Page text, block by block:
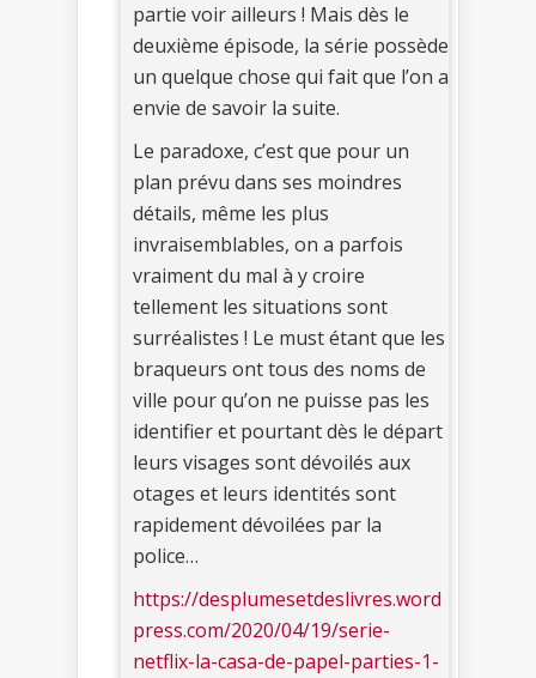
partie voir ailleurs ! Mais dès le
deuxième épisode, la série possède
un quelque chose qui fait que l’on a
envie de savoir la suite.
Le paradoxe, c’est que pour un
plan prévu dans ses moindres
détails, même les plus
invraisemblables, on a parfois
vraiment du mal à y croire
tellement les situations sont
surréalistes ! Le must étant que les
braqueurs ont tous des noms de
ville pour qu’on ne puisse pas les
identifier et pourtant dès le départ
leurs visages sont dévoilés aux
otages et leurs identités sont
rapidement dévoilées par la
police…
https://desplumesetdeslivres.word
press.com/2020/04/19/serie-
netflix-la-casa-de-papel-parties-1-